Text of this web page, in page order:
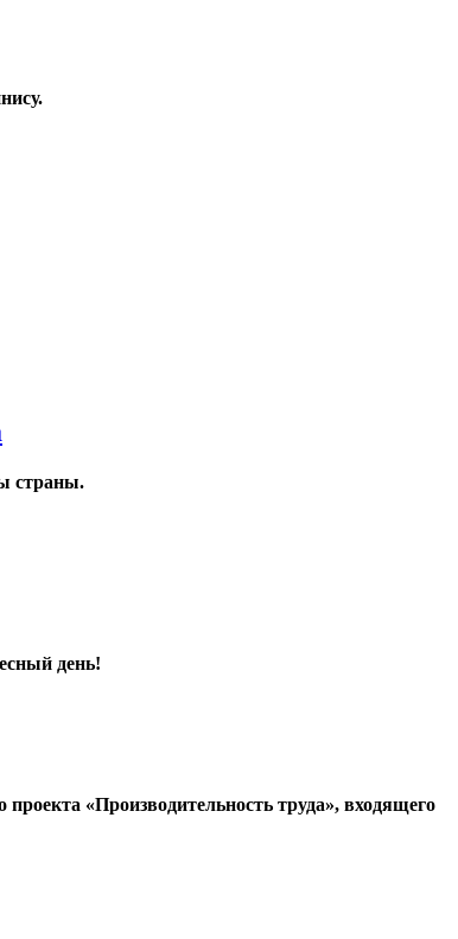
страны.
день!
«Производительность труда», входящего